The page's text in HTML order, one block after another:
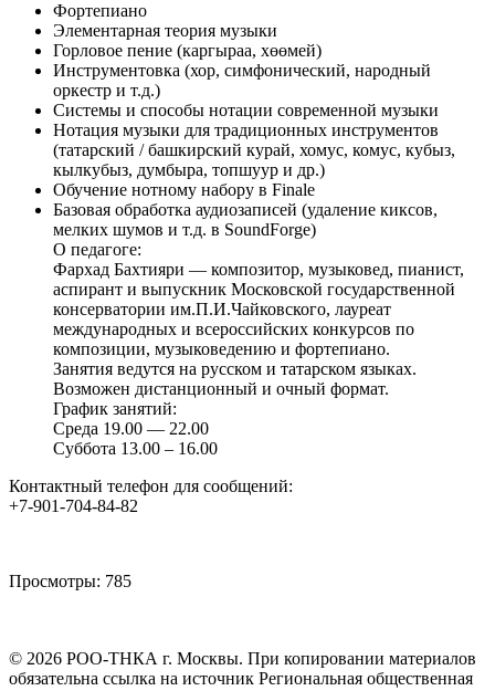
Фортепиано
Элементарная теория музыки
Горловое пение (каргыраа, хөөмей)
Инструментовка (хор, симфонический, народный
оркестр и т.д.)
Системы и способы нотации современной музыки
Нотация музыки для традиционных инструментов
(татарский / башкирский курай, хомус, комус, кубыз,
кылкубыз, думбыра, топшуур и др.)
Обучение нотному набору в Finale
Базовая обработка аудиозаписей (удаление киксов,
мелких шумов и т.д. в SoundForge)
О педагоге:
Фархад Бахтияри — композитор, музыковед, пианист,
аспирант и выпускник Московской государственной
консерватории им.П.И.Чайковского, лауреат
международных и всероссийских конкурсов по
композиции, музыковедению и фортепиано.
Занятия ведутся на русском и татарском языках.
Возможен дистанционный и очный формат.
График занятий:
Среда 19.00 — 22.00
Суббота 13.00 – 16.00
Контактный телефон для сообщений:
+7-901-704-84-82
Просмотры: 785
© 2026 РОО-ТНКА г. Москвы. При копировании материалов
обязательна ссылка на источник Региональная общественная